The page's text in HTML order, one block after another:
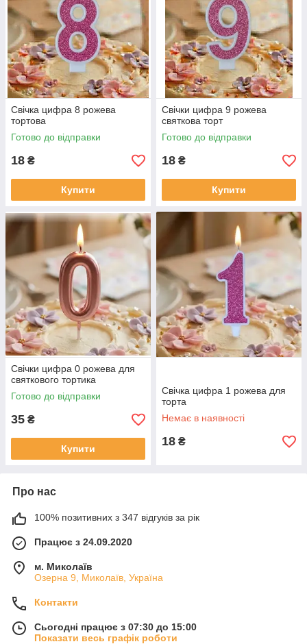
Свічка цифра 8 рожева
тортова
Готово до відправки
18 ₴
Купити
Свічки цифра 9 рожева
святкова торт
Готово до відправки
18 ₴
Купити
Свічки цифра 0 рожева для
святкового тортика
Готово до відправки
35 ₴
Купити
Свічка цифра 1 рожева для
торта
Немає в наявності
18 ₴
Про нас
100% позитивних з 347 відгуків за рік
Працює з 24.09.2020
м. Миколаїв
Озерна 9, Миколаїв, Україна
Контакти
Сьогодні працює з 07:30 до 15:00
Показати весь графік роботи